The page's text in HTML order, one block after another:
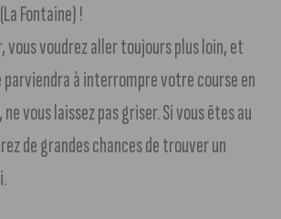
Fontaine) !
vous voudrez aller toujours plus loin, et
parviendra à interrompre votre course en
vous laissez pas griser. Si vous êtes au
de grandes chances de trouver un